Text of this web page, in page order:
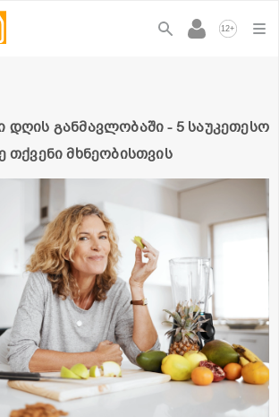
12+
დღის განმავლობაში - 5 საუკეთესო
თქვენი მხნეობისთვის